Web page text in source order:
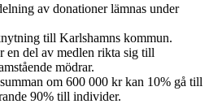
av donationer lämnas under
till Karlshamns kommun.
en del av medlen rikta sig till
mödrar.
om 600 000 kr kan 10% gå till
90% till individer.